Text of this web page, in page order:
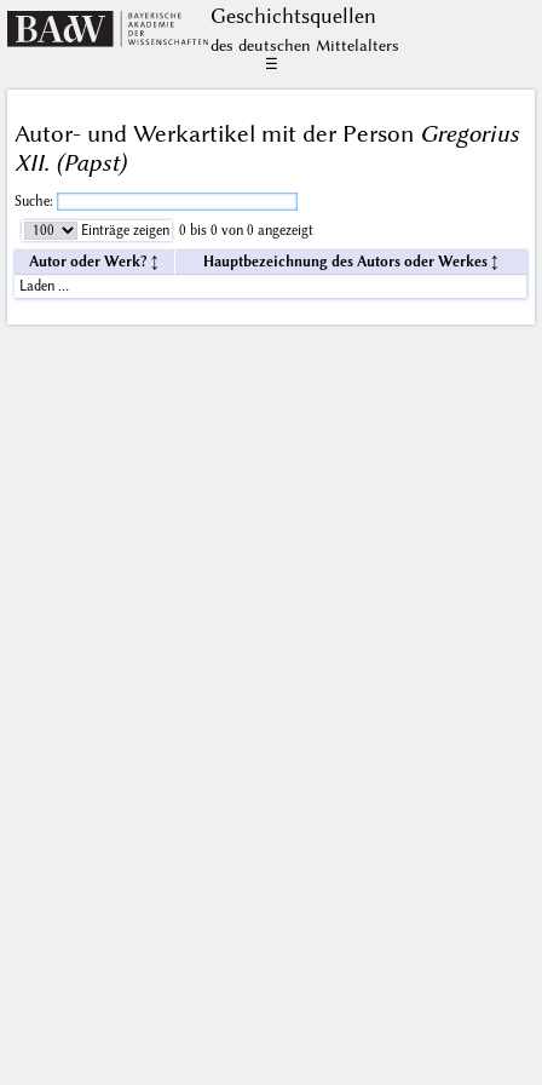
Geschichts­quellen
des deutschen Mittelalters
☰
Autor- und Werkartikel mit der Person Gregorius
XII. (Papst)
Suche:
Einträge zeigen
0 bis 0 von 0 angezeigt
Autor oder Werk?
Hauptbezeichnung des Autors oder Werkes
Laden …